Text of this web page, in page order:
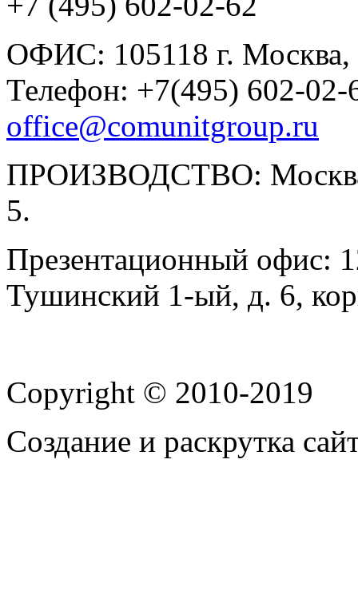
ОФИС: 105118 г. Москва,
Телефон: +7(495) 602-
office@comunitgroup.ru
ПРОИЗВОДСТВО:
5.
Презентационный офис:
Тушинский 1-ый, д. 6,
Copyright © 2010-2019
Создание и раскрутка